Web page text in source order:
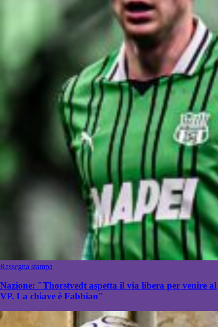
Rassegna stampa
Nazione: "Thorstvedt aspetta il via libera per venire al
VP. La chiave è Fabbian"